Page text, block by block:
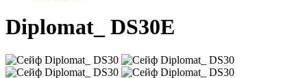
Diplomat_ DS30E